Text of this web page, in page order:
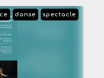
spectacle
danse